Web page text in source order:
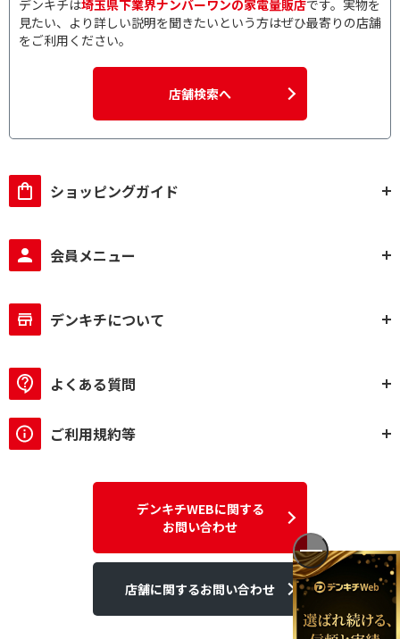
デンキチは埼玉県下業界ナンバーワンの家電量販店です。実物を
見たい、より詳しい説明を聞きたいという方はぜひ最寄りの店舗
をご利用ください。
店舗検索へ
ショッピングガイド
会員メニュー
デンキチについて
よくある質問
ご利用規約等
デンキチWEBに関する
お問い合わせ
店舗に関するお問い合わせ